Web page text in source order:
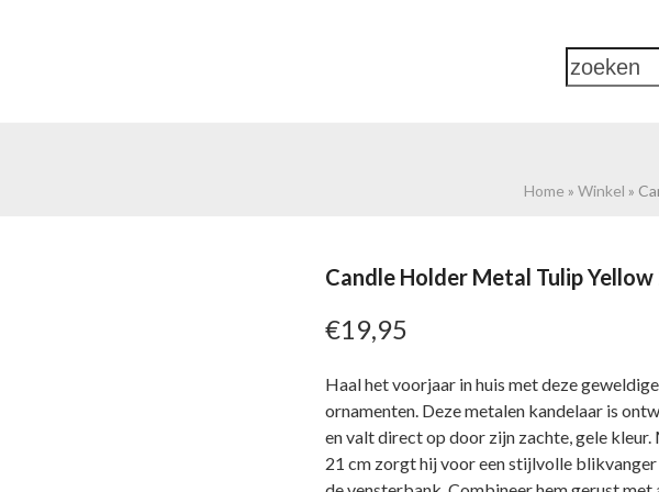
zoeken
Home » Winkel »
Candle Holder Metal Tulip Yellow
€19,95
Haal het voorjaar in huis met deze
ornamenten. Deze metalen kandelaar is
en valt direct op door zijn zachte, gele
21 cm zorgt hij voor een stijlvolle